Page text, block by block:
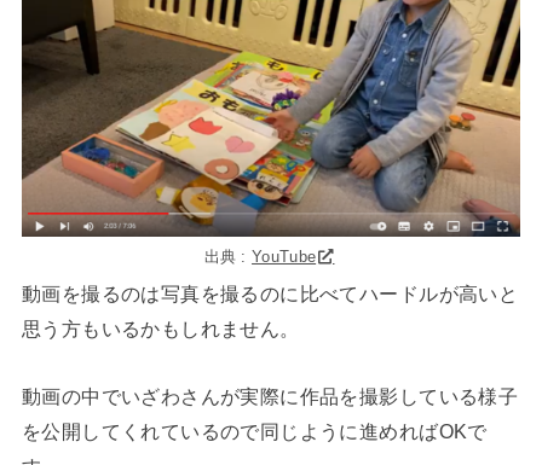
出典 :YouTube
動画を撮るのは写真を撮るのに比べてハードルが高いと
思う方もいるかもしれません。
動画の中でいざわさんが実際に作品を撮影している様子
を公開してくれているので同じように進めればOKで